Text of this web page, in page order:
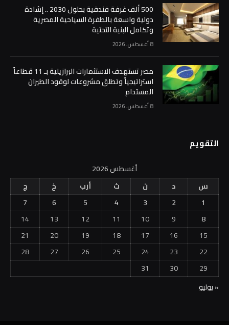
500 ألف غرفة فندقية بحلول 2030 .. إشادة
دولية واسعة بالطفرة السياحية المصرية
وتكامل البنية التحتية
8 أغسطس، 2026
مصر تستهدف الاستثمارات البرازيلية بـ 11 قطاعاً
استراتيجياً وتطلق مشروعات لوقود الطيران
المستدام
8 أغسطس، 2026
التقويم
أغسطس 2026
س
د ن ث أرب خ
ج
1
2
3
4
5
6
7
8
9
10
11
12
13
14
15
16
17
18
19
20
21
22
23
24
25
26
27
28
29
30
31
« يوليو